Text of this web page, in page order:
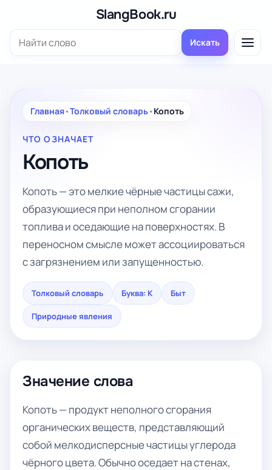
содержимому
SlangBook.ru
Поиск: Искать
Главная•Толковый словарь• Копоть
ЧТО ОЗНАЧАЕТ
Копоть
Копоть — это мелкие чёрные частицы сажи,
образующиеся при неполном сгорании
топлива и оседающие на поверхностях. В
переносном смысле может ассоциироваться
с загрязнением или запущенностью.
Толковый словарь Буква: К Быт
Природные явления
Значение слова
Копоть — продукт неполного сгорания
органических веществ, представляющий
собой мелкодисперсные частицы углерода
чёрного цвета. Обычно оседает на стенах,